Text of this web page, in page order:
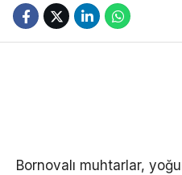
Bornovalı muhtarlar,